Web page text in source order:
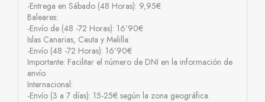
-Entrega en Sábado (48 Horas): 9,95€
Baleares:
-Envío de (48 -72 Horas): 16’90€
Islas Canarias, Ceuta y Melilla:
-Envío (48 -72 Horas): 16’90€
Importante: Facilitar el número de DNI en la información de
envío.
Internacional:
-Envío (3 a 7 días): 15-25€ según la zona geográfica.